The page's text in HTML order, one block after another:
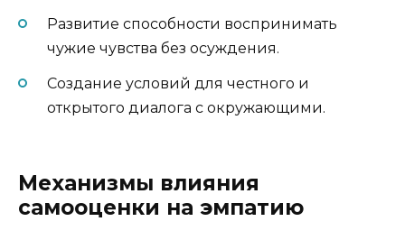
Развитие способности воспринимать
чужие чувства без осуждения.
Создание условий для честного и
открытого диалога с окружающими.
Механизмы влияния
самооценки на эмпатию